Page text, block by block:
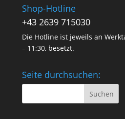
Shop-Hotline
+43 2639 715030
Die Hotline ist jeweils an
– 11:30, besetzt.
Seite durchsuchen: